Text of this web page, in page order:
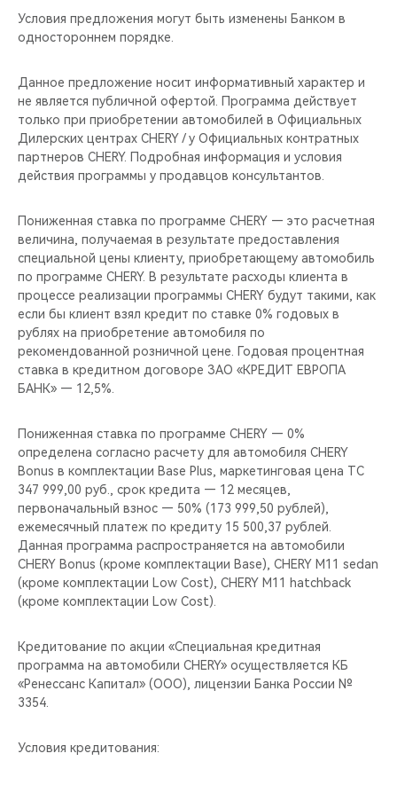
Условия предложения могут быть изменены Банком в
одностороннем порядке.
Данное предложение носит информативный характер и
не является публичной офертой. Программа действует
только при приобретении автомобилей в Официальных
Дилерских центрах CHERY / у Официальных контратных
партнеров CHERY. Подробная информация и условия
действия программы у продавцов консультантов.
Пониженная ставка по программе CHERY — это расчетная
величина, получаемая в результате предоставления
специальной цены клиенту, приобретающему автомобиль
по программе CHERY. В результате расходы клиента в
процессе реализации программы CHERY будут такими, как
если бы клиент взял кредит по ставке 0% годовых в
рублях на приобретение автомобиля по
рекомендованной розничной цене. Годовая процентная
ставка в кредитном договоре ЗАО «КРЕДИТ ЕВРОПА
БАНК» — 12,5%.
Пониженная ставка по программе CHERY — 0%
определена согласно расчету для автомобиля CHERY
Bonus в комплектации Base Plus, маркетинговая цена ТС
347 999,00 руб., срок кредита — 12 месяцев,
первоначальный взнос — 50% (173 999,50 рублей),
ежемесячный платеж по кредиту 15 500,37 рублей.
Данная программа распространяется на автомобили
CHERY Bonus (кроме комплектации Base), CHERY M11 sedan
(кроме комплектации Low Cost), CHERY M11 hatchback
(кроме комплектации Low Cost).
Кредитование по акции «Специальная кредитная
программа на автомобили CHERY» осуществляется КБ
«Ренессанс Капитал» (ООО), лицензии Банка России №
3354.
Условия кредитования: